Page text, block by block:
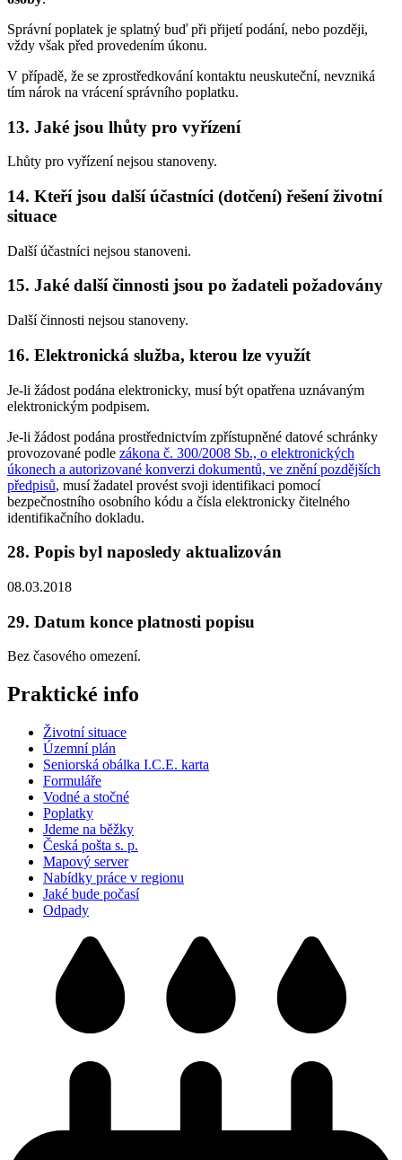
Správní poplatek je splatný buď při přijetí podání, nebo později,
vždy však před provedením úkonu.
V případě, že se zprostředkování kontaktu neuskuteční, nevzniká
tím nárok na vrácení správního poplatku.
13. Jaké jsou lhůty pro vyřízení
Lhůty pro vyřízení nejsou stanoveny.
14. Kteří jsou další účastníci (dotčení) řešení životní
situace
Další účastníci nejsou stanoveni.
15. Jaké další činnosti jsou po žadateli požadovány
Další činnosti nejsou stanoveny.
16. Elektronická služba, kterou lze využít
Je-li žádost podána elektronicky, musí být opatřena uznávaným
elektronickým podpisem.
Je-li žádost podána prostřednictvím zpřístupněné datové schránky
provozované podle zákona č. 300/2008 Sb., o elektronických
úkonech a autorizované konverzi dokumentů, ve znění pozdějších
předpisů, musí žadatel provést svoji identifikaci pomocí
bezpečnostního osobního kódu a čísla elektronicky čitelného
identifikačního dokladu.
28. Popis byl naposledy aktualizován
08.03.2018
29. Datum konce platnosti popisu
Bez časového omezení.
Praktické info
Životní situace
Územní plán
Seniorská obálka I.C.E. karta
Formuláře
Vodné a stočné
Poplatky
Jdeme na běžky
Česká pošta s. p.
Mapový server
Nabídky práce v regionu
Jaké bude počasí
Odpady